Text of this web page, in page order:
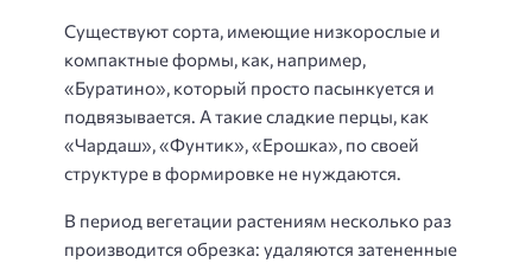
Существуют сорта, имеющие низкорослые и
компактные формы, как, например,
«Буратино», который просто пасынкуется и
подвязывается. А такие сладкие перцы, как
«Чардаш», «Фунтик», «Ерошка», по своей
структуре в формировке не нуждаются.
В период вегетации растениям несколько раз
производится обрезка: удаляются затененные